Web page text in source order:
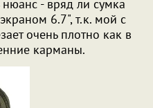
- вряд ли сумка
6.7", т.к. мой с
очень плотно как в
карманы.